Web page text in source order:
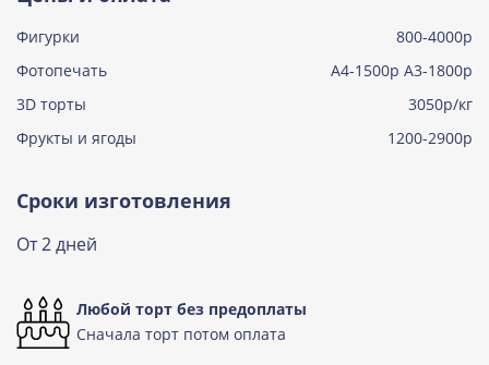
Фигурки
800-4000р
Фотопечать
А4-1500р А3-1800р
3D торты
3050р/кг
Фрукты и ягоды
1200-2900р
Сроки изготовления
От 2 дней
Любой торт без предоплаты
Сначала торт потом оплата